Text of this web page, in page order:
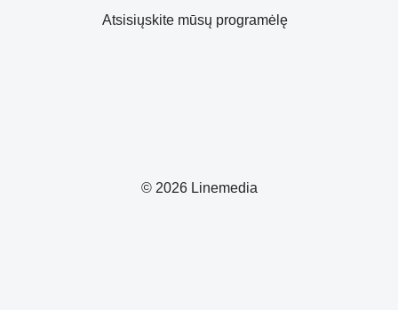
© 2026 Linemedia
Atsisiųskite mūsų programėlę